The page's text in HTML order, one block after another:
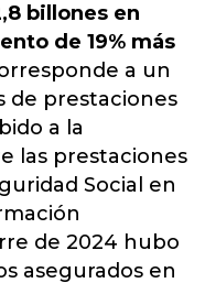
billones en
de 19% más
a un
de prestaciones
a la
las prestaciones
Social en
de 2024 hubo
asegurados en